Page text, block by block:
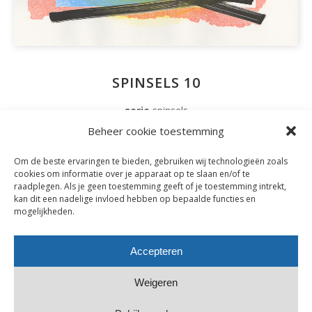
Beheer cookie toestemming
Om de beste ervaringen te bieden, gebruiken wij technologieën zoals
cookies om informatie over je apparaat op te slaan en/of te
raadplegen. Als je geen toestemming geeft of je toestemming intrekt,
kan dit een nadelige invloed hebben op bepaalde functies en
mogelijkheden.
Accepteren
Weigeren
SPINSELS 10
serie spinsels
techniek tekenen – schilderen
inkt, pen en kleurpotlood op papier
65 x 50 cm
2019
Copyright © Esther van de Visch | website: